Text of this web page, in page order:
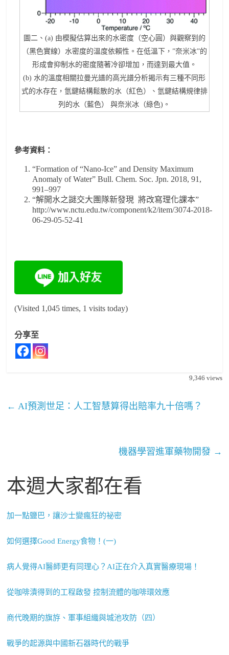
圖二、(a) 由模擬估算出來的水密度（空心圓）與觀察到的
（黑色實線）水密度的溫度依賴性。在低溫下，”奈米冰”的
形成會抑制水的密度隨著冷卻增加，而達到最大值。
(b) 水的溫度相關拉曼光譜的高光譜分析揭示有三種不同形
式的水存在，氫鍵結構鬆散的水（紅色）、氫鍵結構規律排
列的水（藍色） 與奈米冰（綠色)。
參考資料：
“Formation of “Nano-Ice” and Density Maximum
Anomaly of Water” Bull. Chem. Soc. Jpn. 2018, 91,
991–997
“解開水之謎交大團隊新發現 將改寫理化課本”
http://www.nctu.edu.tw/component/k2/item/3074-2018-
06-29-05-52-41
(Visited 1,045 times, 1 visits today)
分享至
9,346 views
← AI預測世足：人工智慧算得出賠率九十倍嗎？
機器學習進軍藥物開發 →
本週大家都在看
加一點鹽巴，讓沙士變瘋狂的祕密
如何選擇Good Energy食物！(一)
病人覺得AI醫師更有同理心？AI正在介入真實醫療現場！
從咖啡漬得到的工程啟發 控制流體的咖啡環效應
商代晚期的旗斿、軍事組織與城池攻防（四）
戰爭的起源與中國新石器時代的戰爭